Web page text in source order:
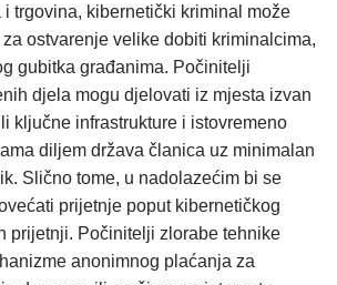
trgovina, kibernetički kriminal može
ostvarenje velike dobiti kriminalcima,
gubitka građanima. Počinitelji
djela mogu djelovati iz mjesta izvan
ključne infrastrukture i istovremeno
diljem država članica uz minimalan
Slično tome, u nadolazećim bi se
prijetnje poput kibernetičkog
prijetnji. Počinitelji zlorabe tehnike
anonimnog plaćanja za